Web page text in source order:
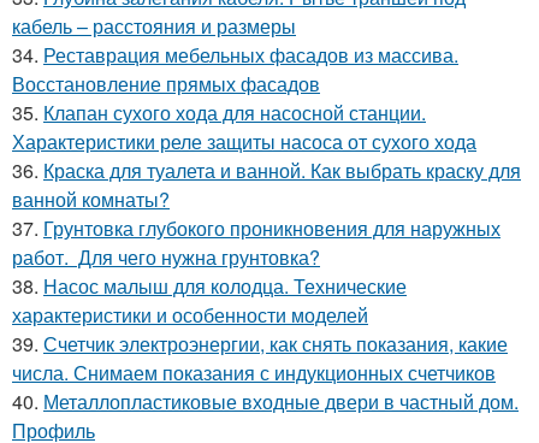
кабель – расстояния и размеры
34. Реставрация мебельных фасадов из массива.
Восстановление прямых фасадов
35. Клапан сухого хода для насосной станции.
Характеристики реле защиты насоса от сухого хода
36. Краска для туалета и ванной. Как выбрать краску для
ванной комнаты?
37. Грунтовка глубокого проникновения для наружных
работ. Для чего нужна грунтовка?
38. Насос малыш для колодца. Технические
характеристики и особенности моделей
39. Счетчик электроэнергии, как снять показания, какие
числа. Снимаем показания с индукционных счетчиков
40. Металлопластиковые входные двери в частный дом.
Профиль